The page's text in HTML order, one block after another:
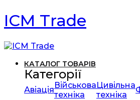
ICM Trade
КАТАЛОГ ТОВАРІВ
Категорії
АвіаціяВійськова
техніка
Цивільна
техніка